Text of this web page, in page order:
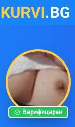
Верифициран